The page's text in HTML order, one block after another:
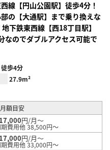
録
線【円山公園駅】徒歩4分！
の【大通駅】まで乗り換えな
下鉄東西線【西18丁目駅】
なのでダブルアクセス可能で
歩4分
27.9m²
月額目安
円/月～
費用他 38,500円～
円/月～
費用他 33,000円～